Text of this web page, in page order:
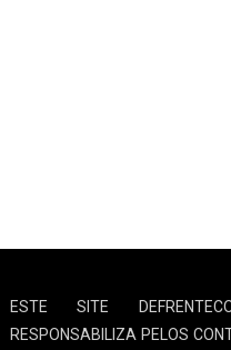
ESTE SITE
RESPONSABILIZA PELOS